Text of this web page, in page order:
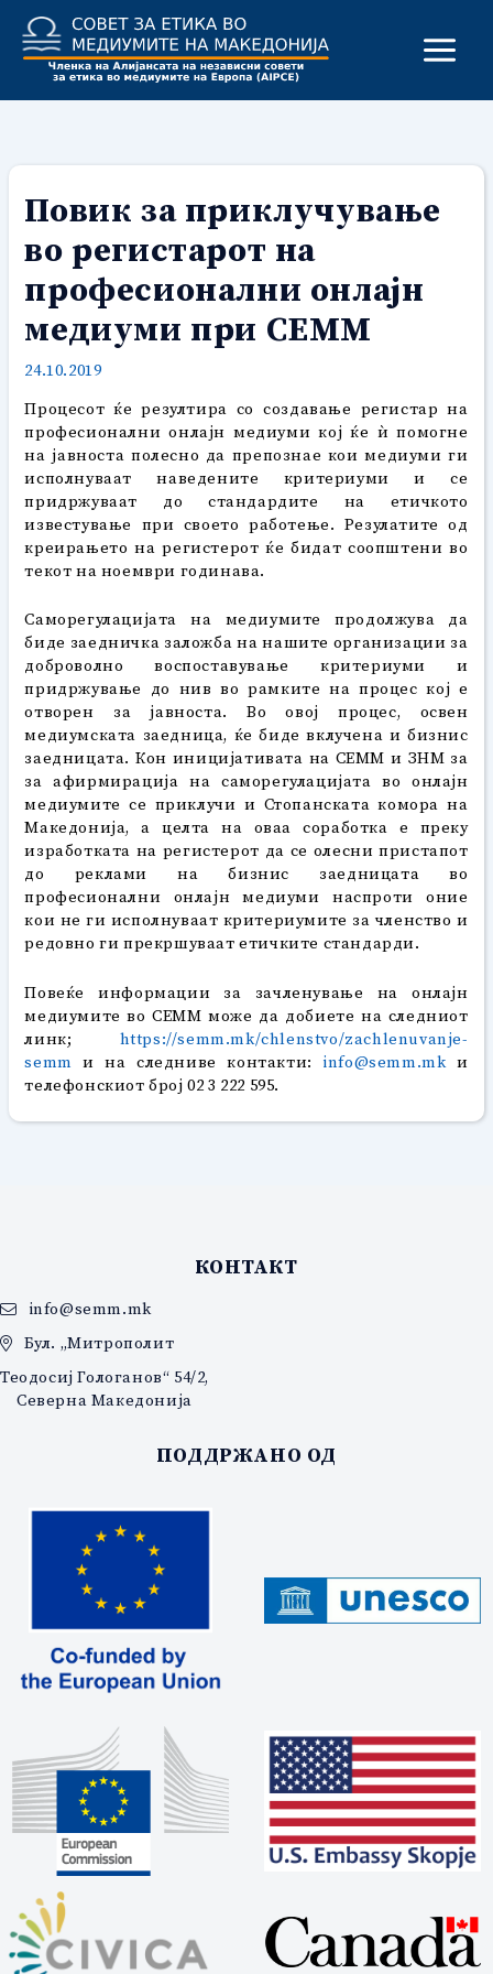
content
Повик за приклучување
во регистарот на
професионални онлајн
медиуми при СЕММ
24.10.2019
Процесот ќе резултира со создавање регистар на
професионални онлајн медиуми кој ќе ѝ помогне
на јавноста полесно да препознае кои медиуми ги
исполнуваат наведените критериуми и се
придржуваат до стандардите на етичкото
известување при своето работење. Резулатите од
креирањето на регистерот ќе бидат соопштени во
текот на ноември годинава.
Саморегулацијата на медиумите продолжува да
биде заедничка заложба на нашите организации за
доброволно воспоставување критериуми и
придржување до нив во рамките на процес кој е
отворен за јавноста. Во овој процес, освен
медиумската заедница, ќе биде вклучена и бизнис
заедницата. Кон иницијативата на СЕММ и ЗНМ за
за афирмирација на саморегулацијата во онлајн
медиумите се приклучи и Стопанската комора на
Македонија, а целта на оваа соработка е преку
изработката на регистерот да се олесни пристапот
до реклами на бизнис заедницата во
професионални онлајн медиуми наспроти оние
кои не ги исполнуваат критериумите за членство и
редовно ги прекршуваат етичките стандарди.
Повеќе информации за зачленување на онлајн
медиумите во СЕММ може да добиете на следниот
линк;
https://semm.mk/chlenstvo/zachlenuvanje-
semm и на следниве контакти: info@semm.mk и
телефонскиот број 02 3 222 595.
КОНТАКТ
info@semm.mk
Бул. „Митрополит
Теодосиј Гологанов“ 54/2,
Северна Македонија
ПОДДРЖАНО ОД